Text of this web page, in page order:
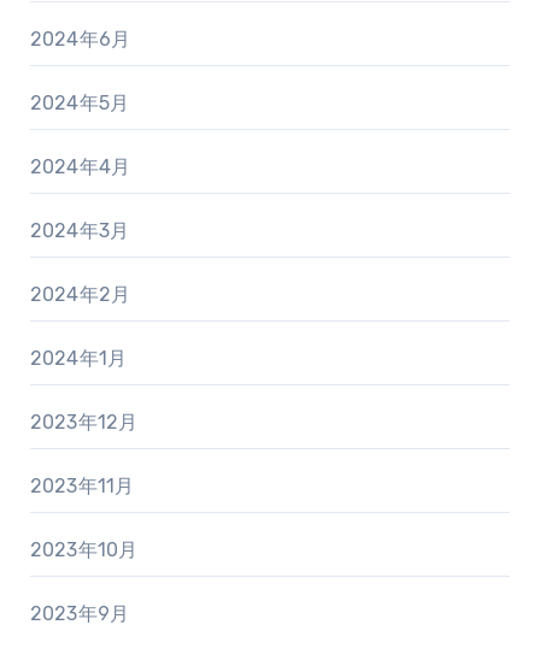
2024年6月
2024年5月
2024年4月
2024年3月
2024年2月
2024年1月
2023年12月
2023年11月
2023年10月
2023年9月